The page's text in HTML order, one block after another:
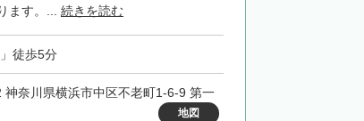
ます。... 続きを読む
徒歩5分
神奈川県横浜市中区不老町1-6-9 第一
地図